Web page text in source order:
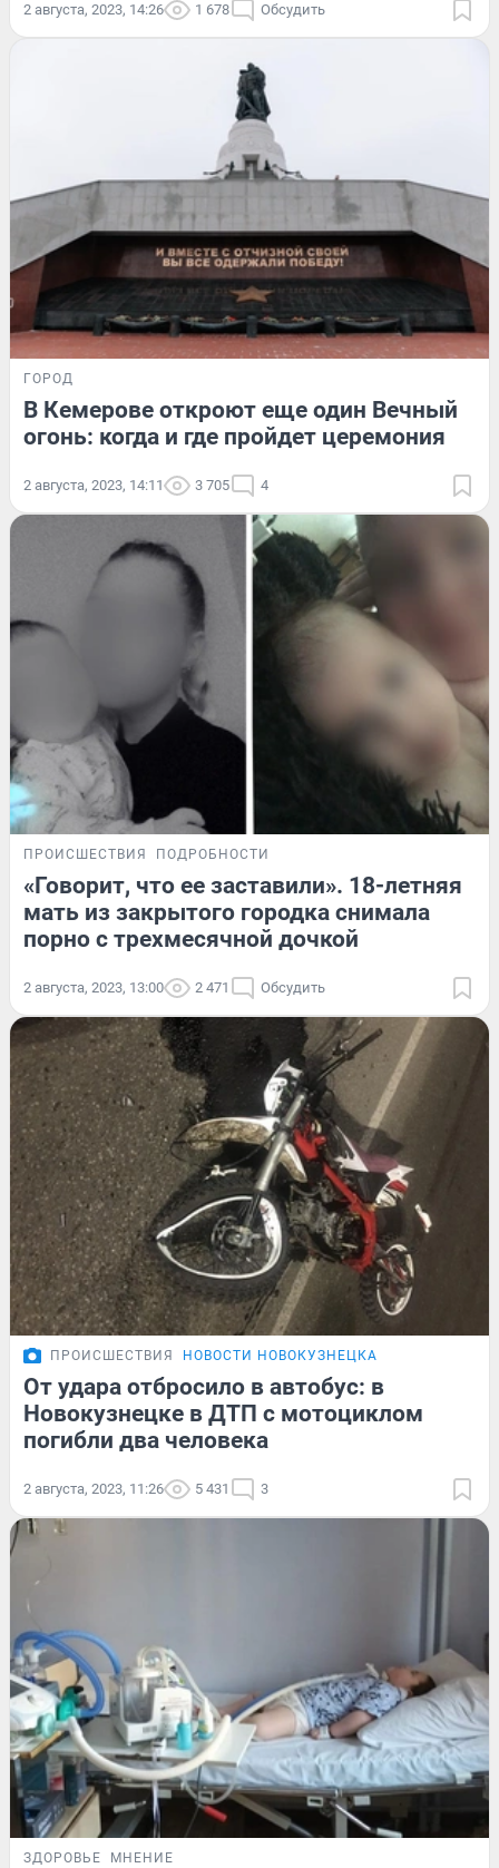
2 августа, 2023, 14:26 1 678 Обсудить
ГОРОД
В Кемерове откроют еще один Вечный
огонь: когда и где пройдет церемония
2 августа, 2023, 14:11 3 705 4
ПРОИСШЕСТВИЯ ПОДРОБНОСТИ
«Говорит, что ее заставили». 18-летняя
мать из закрытого городка снимала
порно с трехмесячной дочкой
2 августа, 2023, 13:00 2 471 Обсудить
ПРОИСШЕСТВИЯ НОВОСТИ НОВОКУЗНЕЦКА
От удара отбросило в автобус: в
Новокузнецке в ДТП с мотоциклом
погибли два человека
2 августа, 2023, 11:26 5 431 3
ЗДОРОВЬЕ МНЕНИЕ